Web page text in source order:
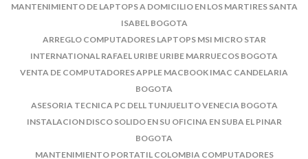
MANTENIMIENTO DE LAPTOPS A DOMICILIO EN LOS MARTIRES SANTA
ISABEL BOGOTA
ARREGLO COMPUTADORES LAPTOPS MSI MICRO STAR
INTERNATIONAL RAFAEL URIBE URIBE MARRUECOS BOGOTA
VENTA DE COMPUTADORES APPLE MACBOOK IMAC CANDELARIA
BOGOTA
ASESORIA TECNICA PC DELL TUNJUELITO VENECIA BOGOTA
INSTALACION DISCO SOLIDO EN SU OFICINA EN SUBA EL PINAR
BOGOTA
MANTENIMIENTO PORTATIL COLOMBIA COMPUTADORES